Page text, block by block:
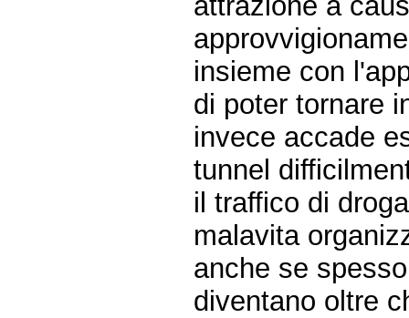
insieme con
di poter tornare
invece accade
tunnel
il traffico di
malavita
anche se
diventano oltre